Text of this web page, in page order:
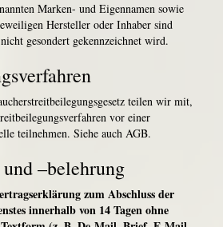
Marken- und Eigennamen sowie
Hersteller oder Inhaber sind
gesondert gekennzeichnet wird.
teilen wir mit,
vor einer
teilnehmen. Siehe auch AGB.
–belehrung
zum Abschluss der
innerhalb von 14 Tagen ohne